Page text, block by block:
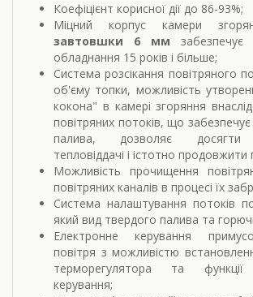
Коефіцієнт корисної дії до 86-93%;
Міцний корпус камери
завтовшки 6 мм
обладнання 15 років і більше;
Система розсікання повітряного
об'єму топки, можливість
кокона" в камері згоряння
повітряних потоків, що
палива, дозволяє досягти
тепловіддачі і істотно продовжити
Можливість прочищення
повітряних каналів в процесі їх
Система налаштування потоків
який вид твердого палива та
Електронне керування
повітря з можливістю
терморегулятора та функції
керування;